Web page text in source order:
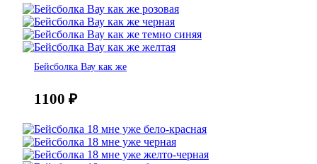
Бейсболка Вау как же
1100 ₽